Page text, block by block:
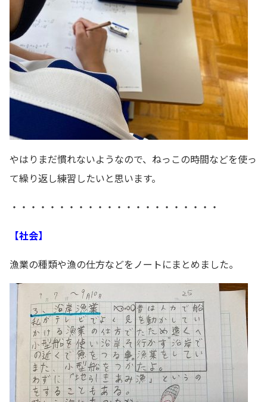
やはりまだ慣れないようなので、ねっこの時間などを使っ
て繰り返し練習したいと思います。
・・・・・・・・・・・・・・・・・・・・・・
【社会】
漁業の種類や漁の仕方などをノートにまとめました。